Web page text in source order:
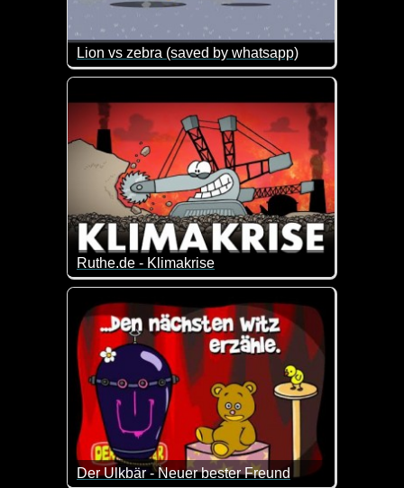
Lion vs zebra (saved by whatsapp)
Ein Löwe jagt ein Zebra. Das Ende dieser
Ruthe.de - Klimakrise
Alle reden über die Klimakrise.
Was hat sie mit uns zu tun und was können wir
Dieses Video erklärt es euch auf eine witzig
Der Ulkbär - Neuer bester Freund